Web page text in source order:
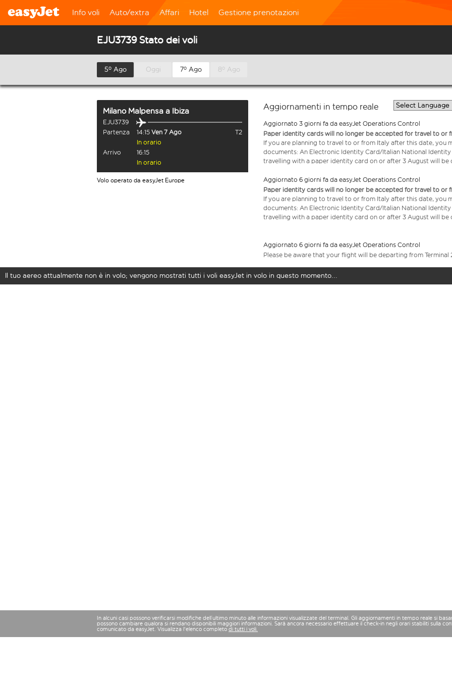
Info voli Auto/extra Affari Hotel Gestione prenotazioni
EJU3739 Stato dei voli
5º Ago Oggi 7º Ago 8º Ago
Milano Malpensa a Ibiza
EJU3739
Partenza
14:15 Ven 7 Ago
T2
In orario
Arrivo
16:15
In orario
Volo operato da easyJet Europe
Aggiornamenti in tempo reale
Aggiornato 3 giorni fa da easyJet Operations Control
Paper identity cards will no longer be accepted for travel to or
If you are planning to travel to or from Italy after this date, you
documents: An Electronic Identity Card/Italian National
travelling with a paper identity card on or after 3 August will be
Aggiornato 6 giorni fa da easyJet Operations Control
Paper identity cards will no longer be accepted for travel to or
If you are planning to travel to or from Italy after this date, you
documents: An Electronic Identity Card/Italian National
travelling with a paper identity card on or after 3 August will be
Aggiornato 6 giorni fa da easyJet Operations Control
Please be aware that your flight will be departing from Terminal
Il tuo aereo attualmente non è in volo; vengono mostrati tutti i voli easyJet in volo in questo momento...
In alcuni casi possono verificarsi modifiche dell’ultimo minuto alle informazioni visualizzate del terminal. Gli aggiornamenti in tempo reale si
possono cambiare qualora si rendano disponibili maggiori informazioni. Sarà ancora necessario effettuare il check-in negli orari stabiliti sulla
comunicato da easyJet. Visualizza l'elenco completo di tutti i voli.